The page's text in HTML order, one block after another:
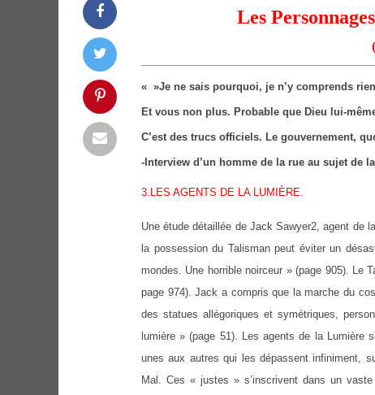
Les
« »Je ne sais pourquoi, je n’y comprends
Et vous non plus. Probable que Dieu lui-
C’est des trucs officiels. Le gouvernement,
-Interview d’un homme de la rue au sujet de
3.LES AGENTS DE LA LUMIÈRE.
Une étude détaillée de Jack Sawyer2, agent de
la possession du Talisman peut éviter un
mondes. Une horrible noirceur » (page 905). Le
page 974). Jack a compris que la marche du
des statues allégoriques et symétriques,
lumière » (page 51). Les agents de la Lumière
unes aux autres qui les dépassent infiniment,
Mal. Ces « justes » s’inscrivent dans un